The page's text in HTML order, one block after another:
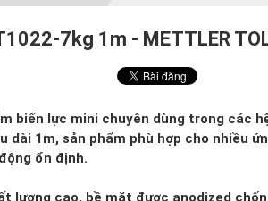
7kg 1m - METTLER
biến lực mini chuyên dùng trong các
1m, sản phẩm phù hợp cho nhiều
ổn định.
lượng cao, bề mặt được anodized